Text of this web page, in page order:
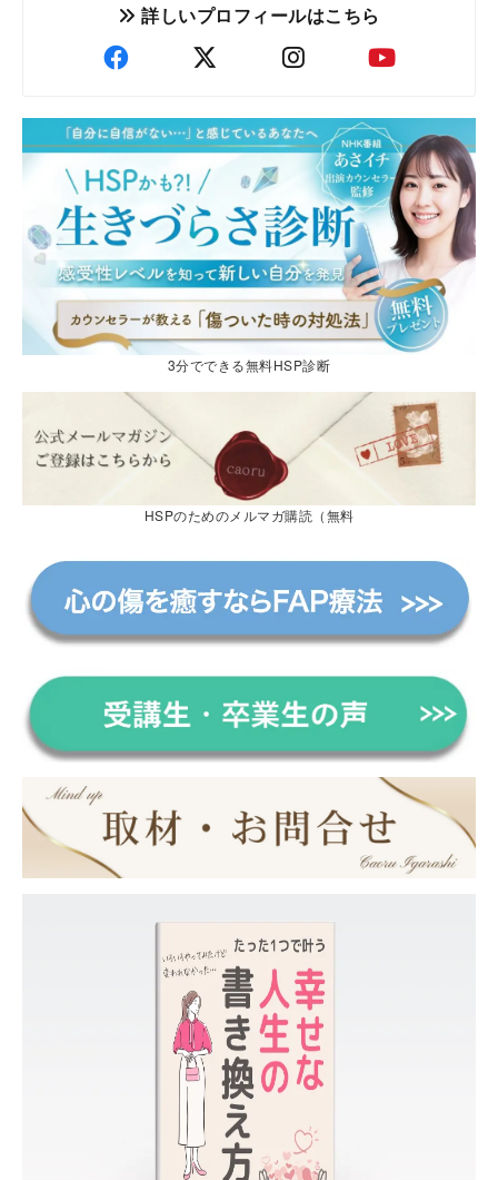
詳しいプロフィールはこちら
3分でできる無料HSP診断
HSPのためのメルマガ購読（無料